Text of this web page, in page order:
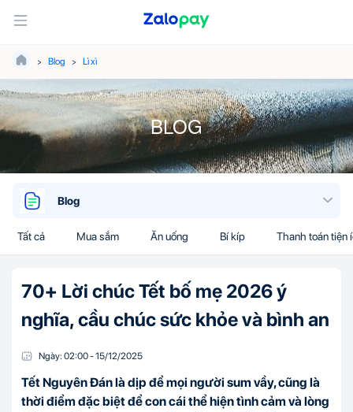
Blog Lì xì
BLOG
Blog
Tất cả Mua sắm Ăn uống Bí kíp Thanh toán tiện
70+ Lời chúc Tết bố mẹ 2026 ý
nghĩa, cầu chúc sức khỏe và bình an
Ngày: 02:00-15/12/2025
Tết Nguyên Đán là dịp để mọi người sum vầy, cũng là
thời điểm đặc biệt để con cái thể hiện tình cảm và lòng